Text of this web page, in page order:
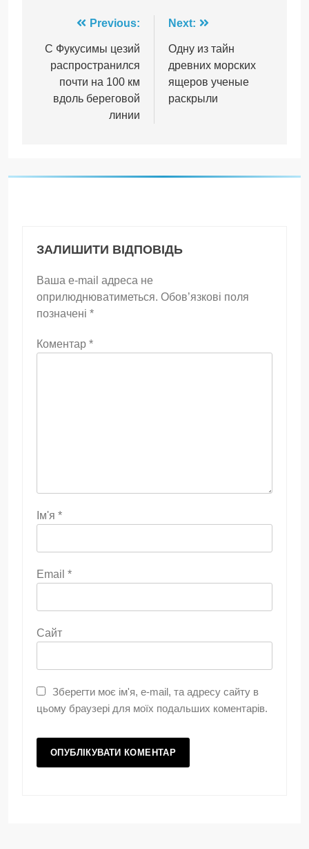
Навігація
записів
Previous:
С Фукусимы цезий
распространился
почти на 100 км
вдоль береговой
линии
Next:
Одну из тайн
древних морских
ящеров ученые
раскрыли
ЗАЛИШИТИ ВІДПОВІДЬ
Ваша e-mail адреса не
оприлюднюватиметься. Обов’язкові поля
позначені *
Коментар *
Ім'я *
Email *
Сайт
Зберегти моє ім'я, e-mail, та адресу сайту в
цьому браузері для моїх подальших коментарів.